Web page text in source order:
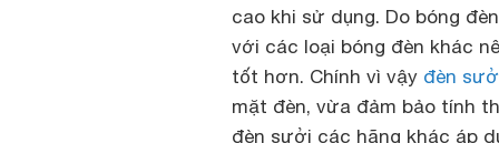
cao khi sử dụng. Do bóng
với các loại bóng đèn khác
tốt hơn. Chính vì vậy đèn
mặt đèn, vừa đảm bảo tính
đèn sưởi các hãng khác áp